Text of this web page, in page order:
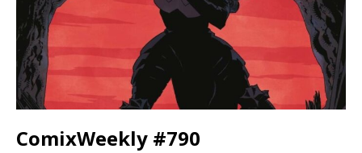
ComixWeekly #790